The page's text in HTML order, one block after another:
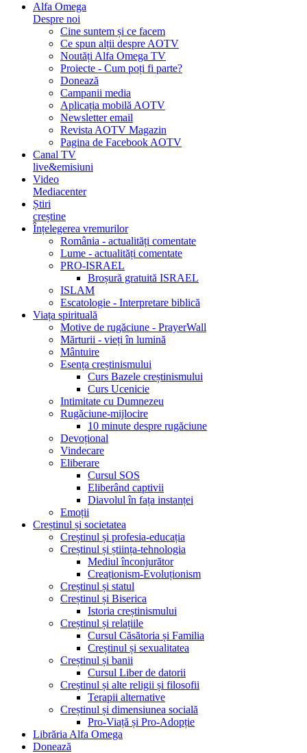
Alfa Omega
Despre noi
Cine suntem și ce facem
Ce spun alții despre AOTV
Noutăți Alfa Omega TV
Proiecte - Cum poți fi parte?
Donează
Campanii media
Aplicația mobilă AOTV
Newsletter email
Revista AOTV Magazin
Pagina de Facebook AOTV
Canal TV
live&emisiuni
Video
Mediacenter
Știri
creștine
Înțelegerea vremurilor
România - actualități comentate
Lume - actualități comentate
PRO-ISRAEL
Broșură gratuită ISRAEL
ISLAM
Escatologie - Interpretare biblică
Viața spirituală
Motive de rugăciune - PrayerWall
Mărturii - vieți în lumină
Mântuire
Esența creștinismului
Curs Bazele creștinismului
Curs Ucenicie
Intimitate cu Dumnezeu
Rugăciune-mijlocire
10 minute despre rugăciune
Devoțional
Vindecare
Eliberare
Cursul SOS
Eliberând captivii
Diavolul în fața instanței
Emoții
Creștinul și societatea
Creștinul și profesia-educația
Creștinul și știința-tehnologia
Mediul înconjurător
Creaționism-Evoluționism
Creștinul și statul
Creștinul și Biserica
Istoria creștinismului
Creștinul și relațiile
Cursul Căsătoria și Familia
Creștinul și sexualitatea
Creștinul și banii
Cursul Liber de datorii
Creștinul și alte religii și filosofii
Terapii alternative
Creștinul și dimensiunea socială
Pro-Viață și Pro-Adopție
Librăria Alfa Omega
Donează